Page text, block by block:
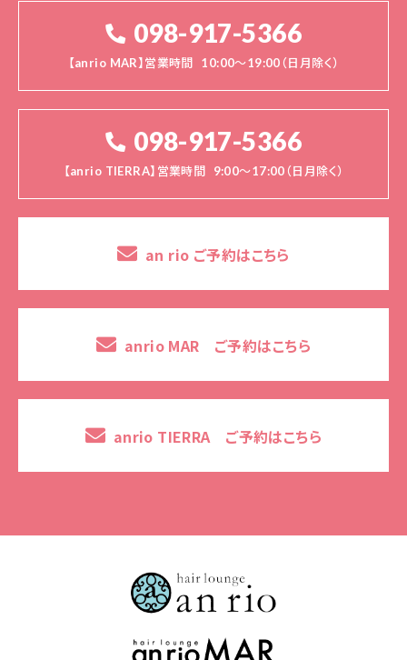
098-917-5366
【anrio MAR】営業時間 10:00～19:00（日月除く）
098-917-5366
【anrio TIERRA】営業時間 9:00～17:00（日月除く）
an rio ご予約はこちら
anrio MAR ご予約はこちら
anrio TIERRA ご予約はこちら